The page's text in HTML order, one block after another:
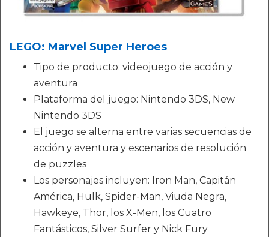
LEGO: Marvel Super Heroes
Tipo de producto: videojuego de acción y
aventura
Plataforma del juego: Nintendo 3DS, New
Nintendo 3DS
El juego se alterna entre varias secuencias de
acción y aventura y escenarios de resolución
de puzzles
Los personajes incluyen: Iron Man, Capitán
América, Hulk, Spider-Man, Viuda Negra,
Hawkeye, Thor, los X-Men, los Cuatro
Fantásticos, Silver Surfer y Nick Fury